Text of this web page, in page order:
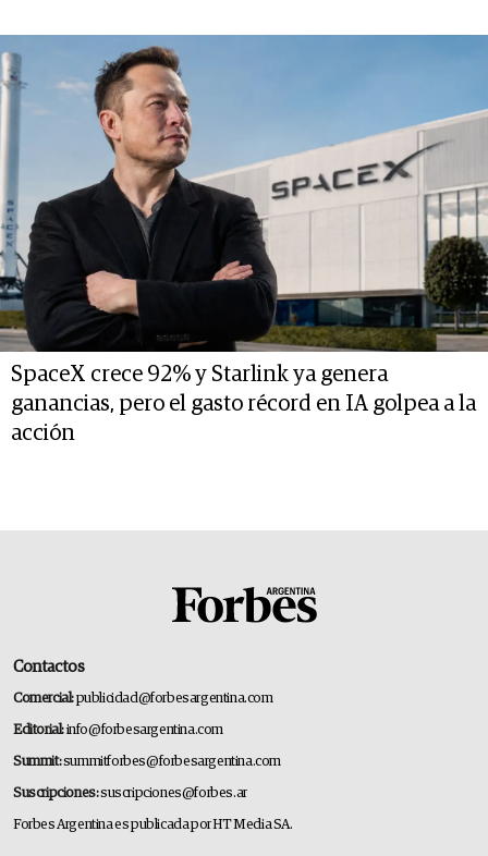
SpaceX crece 92% y Starlink ya genera
ganancias, pero el gasto récord en IA golpea a la
acción
Contactos
Comercial:publicidad@forbesargentina.com
Editorial:info@forbesargentina.com
Summit:summitforbes@forbesargentina.com
Suscripciones:suscripciones@forbes.ar
Forbes Argentina es publicada por HT Media SA.